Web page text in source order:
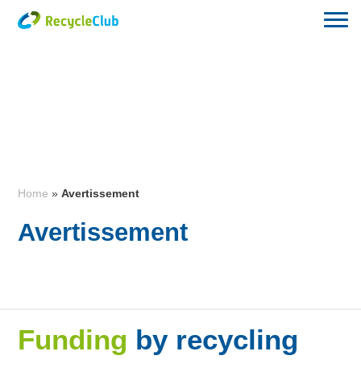
Home »Avertissement
Avertissement
Funding by recycling